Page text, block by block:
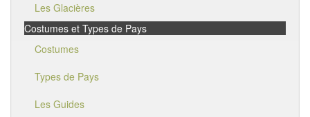
Les Glacières
Costumes et Types de Pays
Costumes
Types de Pays
Les Guides